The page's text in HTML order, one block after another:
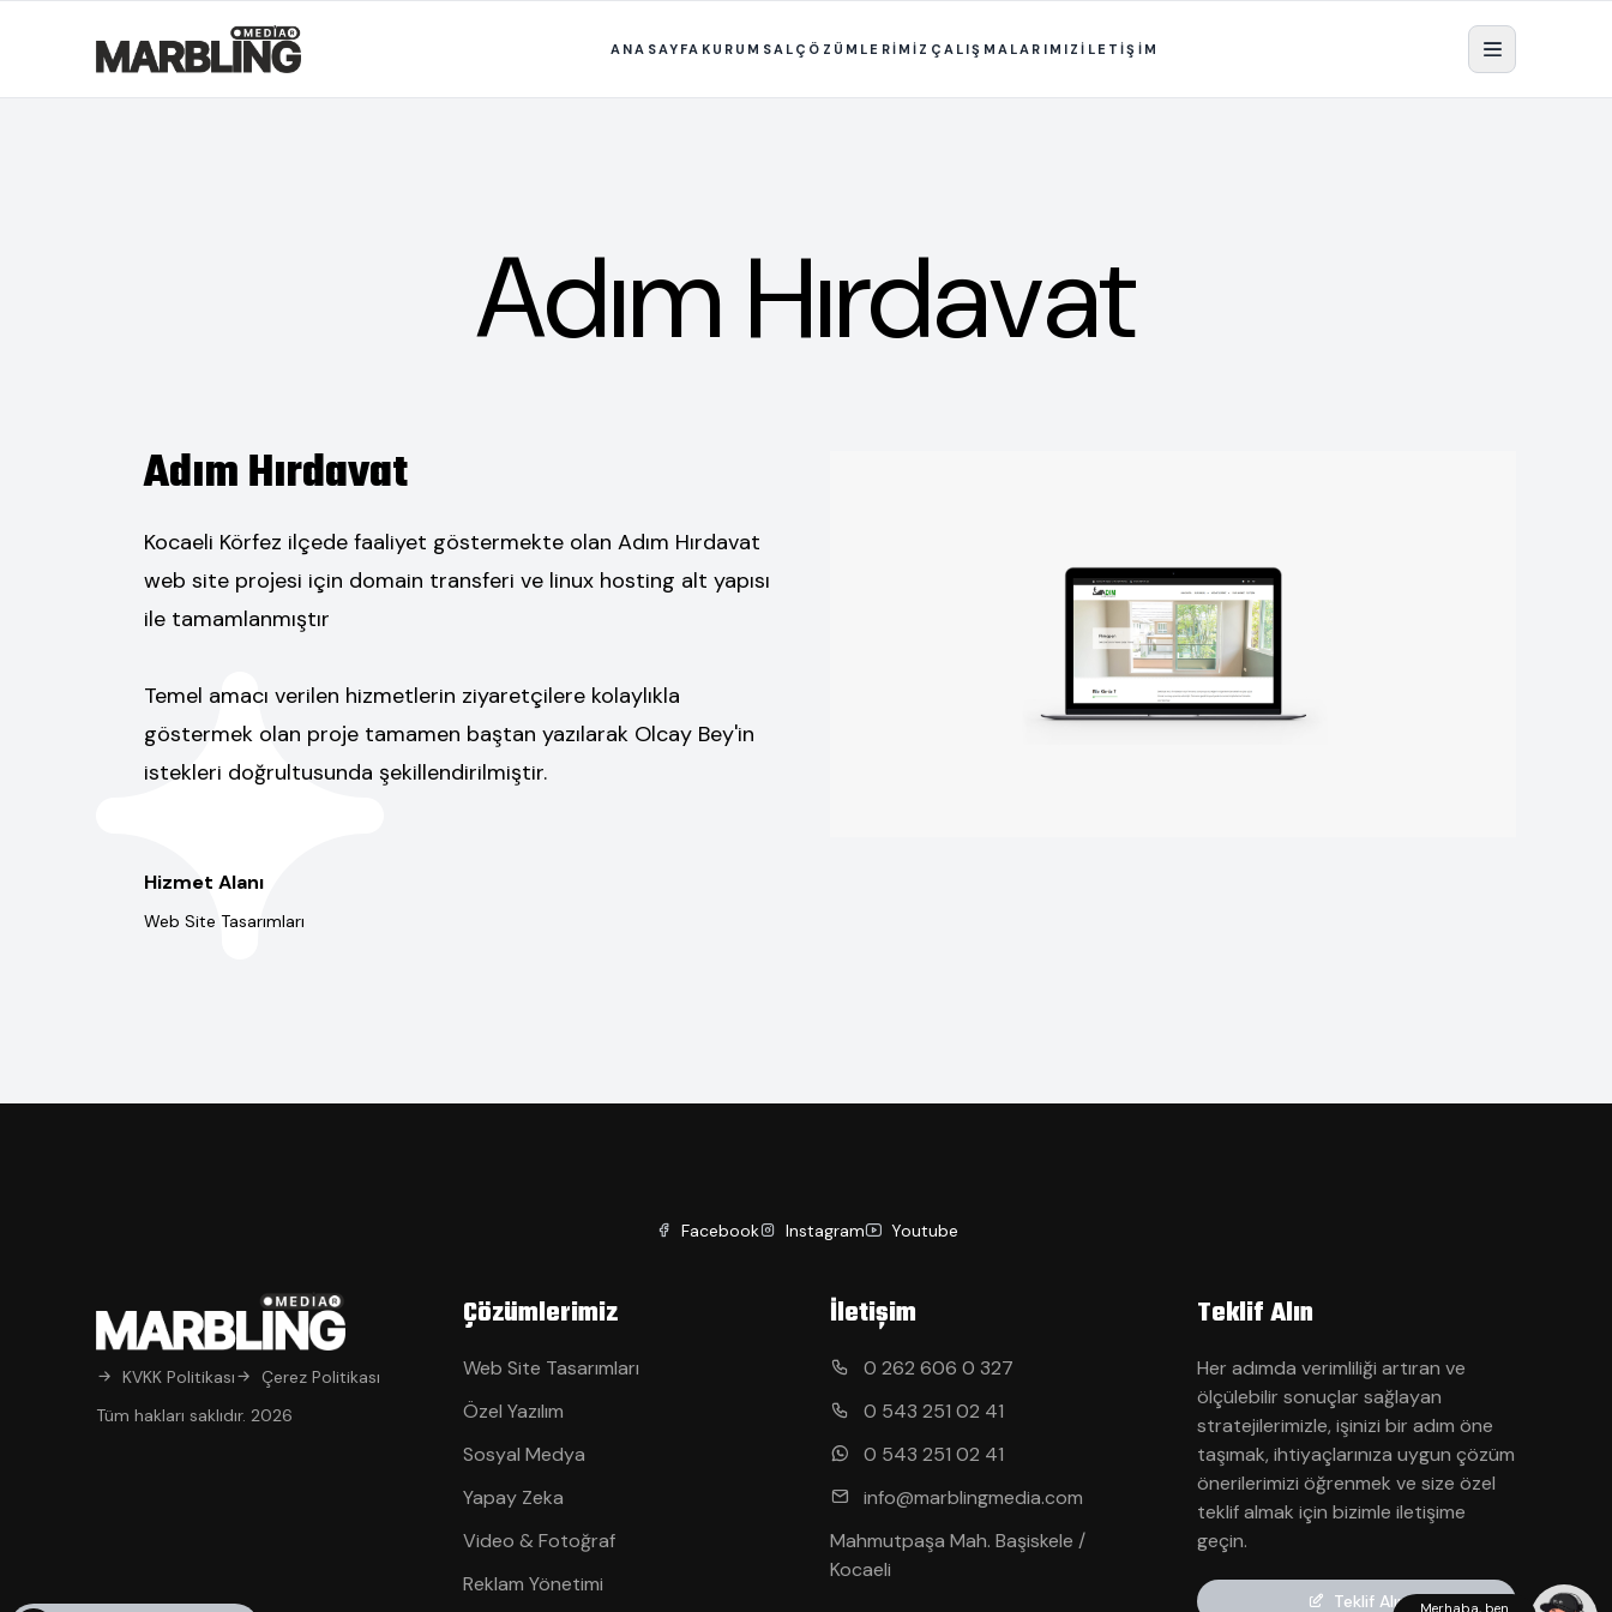
ANASAYFA KURUMSAL ÇÖZÜMLERİMİZ ÇALIŞMALARIMIZİLETİŞİM
Adım Hırdavat
Adım Hırdavat
Kocaeli Körfez ilçede faaliyet göstermekte olan Adım Hırdavat
web site projesi için domain transferi ve linux hosting alt yapısı
ile tamamlanmıştır
Temel amacı verilen hizmetlerin ziyaretçilere kolaylıkla
göstermek olan proje tamamen baştan yazılarak Olcay Bey'in
istekleri doğrultusunda şekillendirilmiştir.
Hizmet Alanı
Web Site Tasarımları
Facebook Instagram Youtube
KVKK Politikası
Çerez Politikası
Tüm hakları saklıdır. 2026
Çözümlerimiz
Web Site Tasarımları
Özel Yazılım
Sosyal Medya
Yapay Zeka
Video & Fotoğraf
Reklam Yönetimi
İletişim
0 262 606 0 327
0 543 251 02 41
0 543 251 02 41
info@marblingmedia.com
Mahmutpaşa Mah. Başiskele /
Kocaeli
Teklif Alın
Her adımda verimliliği artıran ve
ölçülebilir sonuçlar sağlayan
stratejilerimizle, işinizi bir adım öne
taşımak, ihtiyaçlarınıza uygun çözüm
önerilerimizi öğrenmek ve size özel
teklif almak için bizimle iletişime
geçin.
Teklif Alın Merhaba, ben